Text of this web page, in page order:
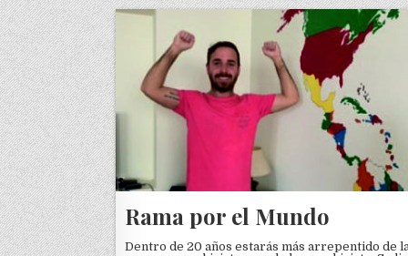
Skip to content
Rama por el Mundo
Dentro de 20 años estarás más arrepentido de